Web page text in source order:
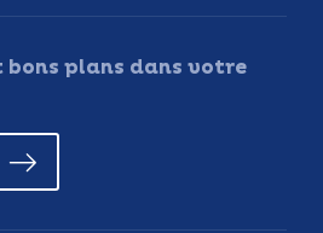
plans dans votre